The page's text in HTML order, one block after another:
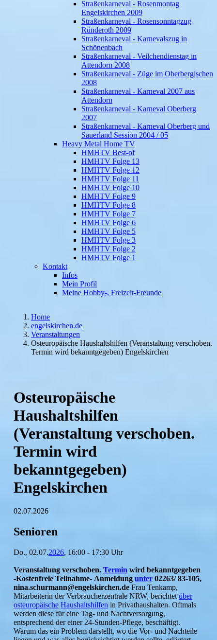
Straßenkarneval - Rosenmontag
Engelskirchen 2009
Straßenkarneval - Rosensonntagzug
Ründeroth 2009
Straßenkarneval - Karnevalszug in
Schönenbach
Straßenkarneval - Veilchendienstag in
Attendorn 2008
Straßenkarneval - Züge im Oberbergischen
2008
Straßenkarneval - Karneval 2007 aus
Attendorn
Straßenkarneval - Karneval Oberberg
2007
Straßenkarneval - Karneval Oberberg und
Sauerland Session 2004 / 05
Heavy Metal Home TV
HMHTV Best-of
HMHTV Folge 13
HMHTV Folge 12
HMHTV Folge 11
HMHTV Folge 10
HMHTV Folge 9
HMHTV Folge 8
HMHTV Folge 7
HMHTV Folge 6
HMHTV Folge 5
HMHTV Folge 3
HMHTV Folge 2
HMHTV Folge 1
Kontakt
Infos
Mein Profil
Meine Hobby-, Freizeit-Freunde
Home
engelskirchen.de
Veranstaltungen
Osteuropäische Haushaltshilfen (Veranstaltung verschoben.
Termin wird bekanntgegeben) Engelskirchen
Osteuropäische
Haushaltshilfen
(Veranstaltung verschoben.
Termin wird
bekanntgegeben)
Engelskirchen
02.07.2026
Senioren
Do., 02.07.2026, 16:00 - 17:30 Uhr
Veranstaltung verschoben. Termin wird bekanntgegeben
-Kostenfreie Teilnahme- Anmeldung unter 02263/ 83-105,
nina.schurmann@engelskirchen.de Frau Tenkamp,
Mitarbeiterin der Verbraucherzentrale NRW, berichtet über
osteuropäische Haushaltshilfen in Privathaushalten. Oftmals
werden diese für eine Tag- und Nachtversorgung,
entsprechend der einer 24-Stunden-Pflege, beschäftigt.
Warum das ein Problem darstellt, wo die Vor- und Nachteile